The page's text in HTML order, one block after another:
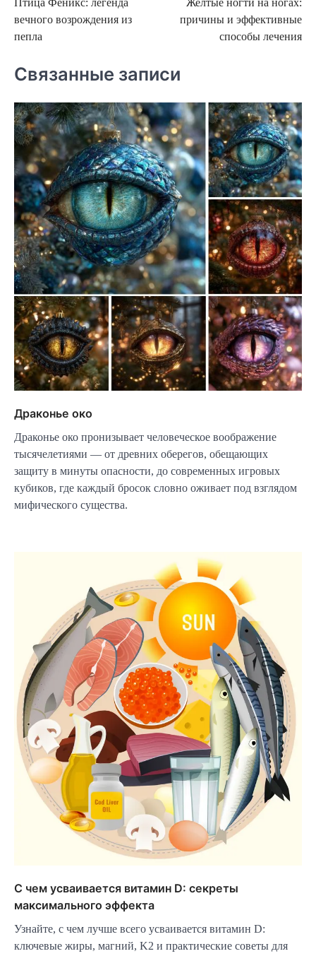
по
записям
Птица Феникс: легенда
вечного возрождения из
пепла
Желтые ногти на ногах:
причины и эффективные
способы лечения
Связанные записи
Драконье око
Драконье око пронизывает человеческое воображение
тысячелетиями — от древних оберегов, обещающих
защиту в минуты опасности, до современных игровых
кубиков, где каждый бросок словно оживает под взглядом
мифического существа.
С чем усваивается витамин D: секреты
максимального эффекта
Узнайте, с чем лучше всего усваивается витамин D:
ключевые жиры, магний, K2 и практические советы для